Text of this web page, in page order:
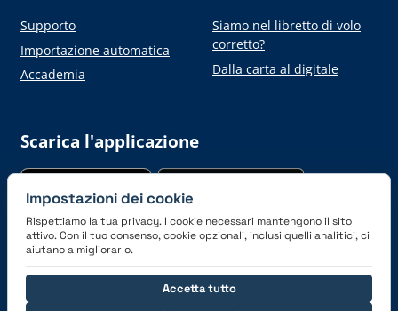
Supporto
Importazione automatica
Accademia
Siamo nel libretto di volo
corretto?
Dalla carta al digitale
Scarica l'applicazione
Connettiti con noi
Impostazioni dei cookie
Rispettiamo la tua privacy. I cookie necessari mantengono il sito
attivo. Con il tuo consenso, cookie opzionali, inclusi quelli analitici, ci
aiutano a migliorarlo.
Accetta tutto